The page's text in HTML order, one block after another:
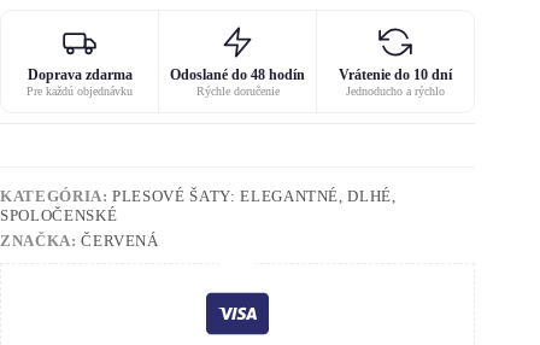
Doprava zdarma
Pre každú objednávku
Odoslané do 48 hodín
Rýchle doručenie
Vrátenie do 10 dní
Jednoducho a rýchlo
KATEGÓRIA:PLESOVÉ ŠATY: ELEGANTNÉ, DLHÉ,
SPOLOČENSKÉ
ZNAČKA:ČERVENÁ